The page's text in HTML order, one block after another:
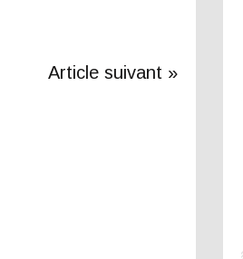
Article suivant »